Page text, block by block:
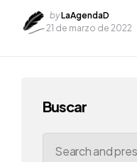
Posted
by
byLaAgendaD
21 de marzo de 2022
Buscar
Search
for: